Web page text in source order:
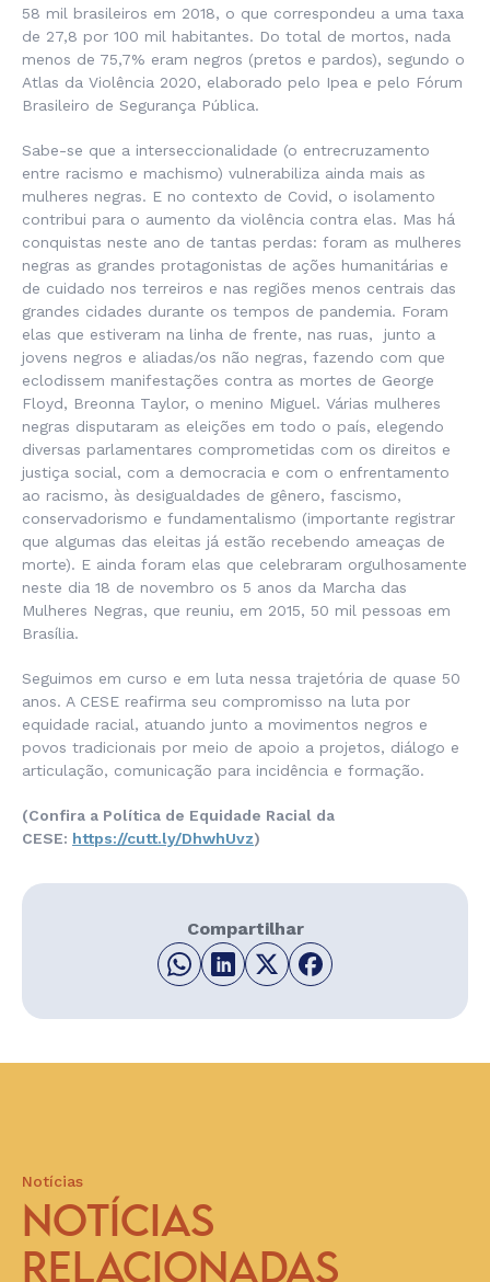
58 mil brasileiros em 2018, o que correspondeu a uma taxa
de 27,8 por 100 mil habitantes. Do total de mortos, nada
menos de 75,7% eram negros (pretos e pardos), segundo o
Atlas da Violência 2020, elaborado pelo Ipea e pelo Fórum
Brasileiro de Segurança Pública.
Sabe-se que a interseccionalidade (o entrecruzamento
entre racismo e machismo) vulnerabiliza ainda mais as
mulheres negras. E no contexto de Covid, o isolamento
contribui para o aumento da violência contra elas. Mas há
conquistas neste ano de tantas perdas: foram as mulheres
negras as grandes protagonistas de ações humanitárias e
de cuidado nos terreiros e nas regiões menos centrais das
grandes cidades durante os tempos de pandemia. Foram
elas que estiveram na linha de frente, nas ruas, junto a
jovens negros e aliadas/os não negras, fazendo com que
eclodissem manifestações contra as mortes de George
Floyd, Breonna Taylor, o menino Miguel. Várias mulheres
negras disputaram as eleições em todo o país, elegendo
diversas parlamentares comprometidas com os direitos e
justiça social, com a democracia e com o enfrentamento
ao racismo, às desigualdades de gênero, fascismo,
conservadorismo e fundamentalismo (importante registrar
que algumas das eleitas já estão recebendo ameaças de
morte). E ainda foram elas que celebraram orgulhosamente
neste dia 18 de novembro os 5 anos da Marcha das
Mulheres Negras, que reuniu, em 2015, 50 mil pessoas em
Brasília.
Seguimos em curso e em luta nessa trajetória de quase 50
anos. A CESE reafirma seu compromisso na luta por
equidade racial, atuando junto a movimentos negros e
povos tradicionais por meio de apoio a projetos, diálogo e
articulação, comunicação para incidência e formação.
(Confira a Política de Equidade Racial da
CESE: https://cutt.ly/DhwhUvz)
Compartilhar
Notícias
NOTÍCIAS
RELACIONADAS